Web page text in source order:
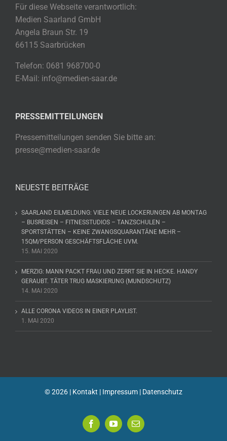
Für diese Webseite verantwortlich:
Medien Saarland GmbH
Angela Braun Str. 19
66115 Saarbrücken
Telefon: 0681 968700-0
E-Mail: info@medien-saar.de
PRESSEMITTEILUNGEN
Pressemitteilungen senden Sie bitte an:
presse@medien-saar.de
NEUESTE BEITRÄGE
SAARLAND EILMELDUNG: VIELE NEUE LOCKERUNGEN AB MONTAG
– BUSREISEN – FITNESSTUDIOS – TANZSCHULEN –
SPORTSTÄTTEN – KEINE ZWANGSQUARANTÄNE MEHR –
15QM/PERSON GESCHÄFTSFLÄCHE UVM.
15. MAI 2020
MERZIG: MANN PACKT FRAU UND ZERRT SIE IN HECKE. HANDY
GERAUBT. TÄTER TRUG MASKIERUNG (MUNDSCHUTZ)
14. MAI 2020
ALLE CORONA VIDEOS IN EINER PLAYLIST.
1. MAI 2020
©2026 | Kontakt | Impressum | Datenschutz
FacebookYouTube
E-
Mail